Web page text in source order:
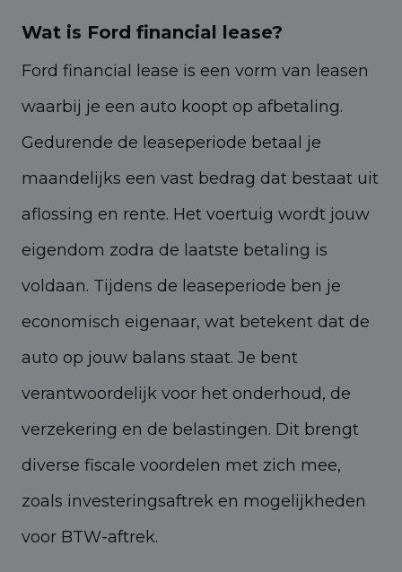
Wat is Ford financial lease?
Ford financial lease is een vorm van leasen
waarbij je een auto koopt op afbetaling.
Gedurende de leaseperiode betaal je
maandelijks een vast bedrag dat bestaat uit
aflossing en rente. Het voertuig wordt jouw
eigendom zodra de laatste betaling is
voldaan. Tijdens de leaseperiode ben je
economisch eigenaar, wat betekent dat de
auto op jouw balans staat. Je bent
verantwoordelijk voor het onderhoud, de
verzekering en de belastingen. Dit brengt
diverse fiscale voordelen met zich mee,
zoals investeringsaftrek en mogelijkheden
voor BTW-aftrek.